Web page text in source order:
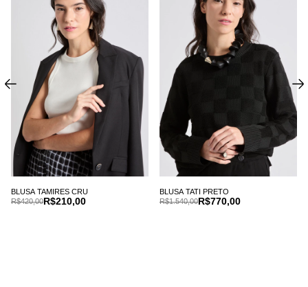
BLUSA TAMIRES CRU
R$210,00
R$420,00
BLUSA TATI PRETO
R$770,00
R$1.540,00